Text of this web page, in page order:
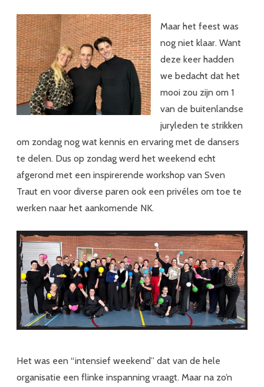
Maar het feest was
nog niet klaar. Want
deze keer hadden
we bedacht dat het
mooi zou zijn om 1
van de buitenlandse
juryleden te strikken
om zondag nog wat kennis en ervaring met de dansers
te delen. Dus op zondag werd het weekend echt
afgerond met een inspirerende workshop van Sven
Traut en voor diverse paren ook een privéles om toe te
werken naar het aankomende NK.
Het was een “intensief weekend” dat van de hele
organisatie een flinke inspanning vraagt. Maar na zo’n